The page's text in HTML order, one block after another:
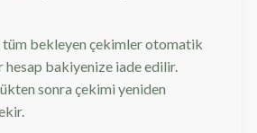
tüm bekleyen çekimler otomatik
hesap bakiyenize iade edilir.
sonra çekimi yeniden